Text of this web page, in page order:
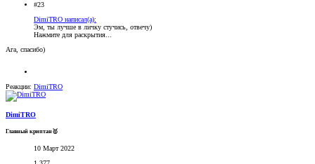
#23
DimiTRO написал(а):
Эм, ты лучше в личку стучись, отвечу)
Нажмите для раскрытия...
Ага, спасибо)
Реакции: DimiTRO
DimiTRO
Главный криптан🥇
10 Март 2022